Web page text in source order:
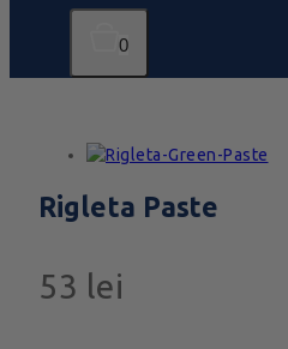
0
Rigleta Paste
53 lei